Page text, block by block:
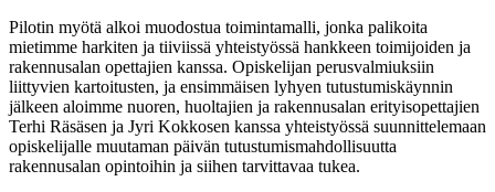
Pilotin myötä alkoi muodostua toimintamalli, jonka palikoita
mietimme harkiten ja tiiviissä yhteistyössä hankkeen toimijoiden ja
rakennusalan opettajien kanssa. Opiskelijan perusvalmiuksiin
liittyvien kartoitusten, ja ensimmäisen lyhyen tutustumiskäynnin
jälkeen aloimme nuoren, huoltajien ja rakennusalan erityisopettajien
Terhi Räsäsen ja Jyri Kokkosen kanssa yhteistyössä suunnittelemaan
opiskelijalle muutaman päivän tutustumismahdollisuutta
rakennusalan opintoihin ja siihen tarvittavaa tukea.